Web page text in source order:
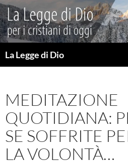
Vai
al
contenuto
La Legge di Dio
MEDITAZIONE
QUOTIDIANA:
SE SOFFRITE
LA VOLONTÀ…